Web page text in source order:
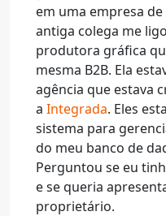
em uma empresa
antiga colega me
produtora gráfica
mesma B2B. Ela
agência que estava
a Integrada. Eles
sistema para
do meu banco de
Perguntou se eu
e se queria
proprietário.